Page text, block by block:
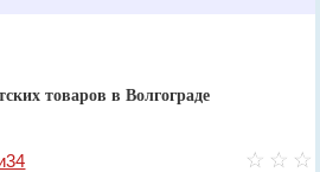
товаров в Волгограде